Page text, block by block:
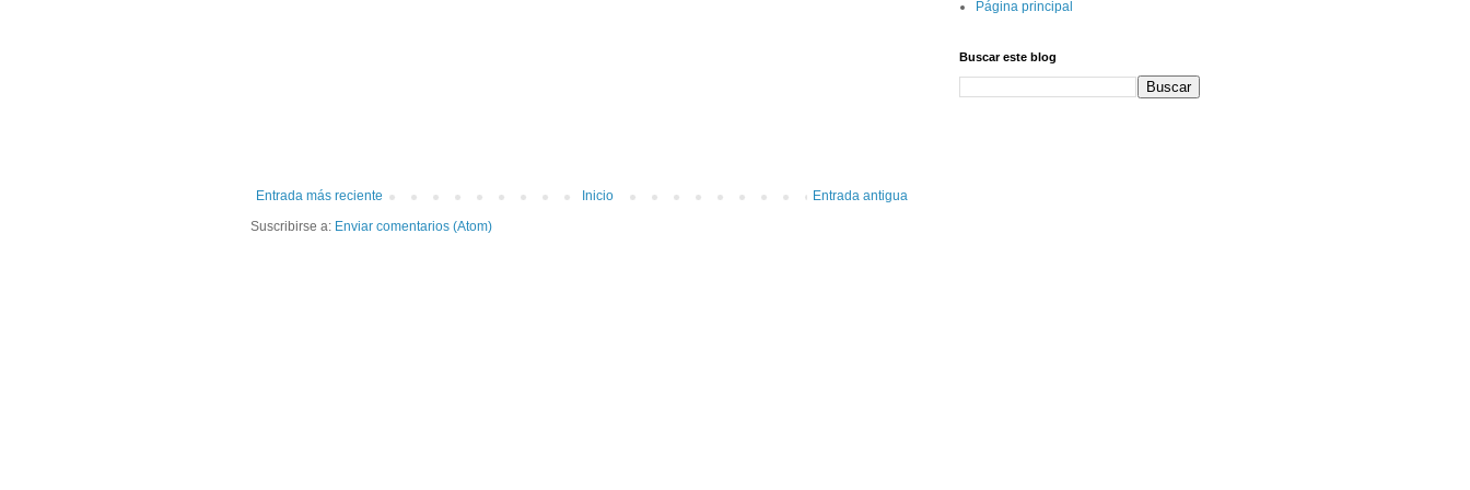
Entrada más reciente Entrada antigua
Inicio
Suscribirse a: Enviar comentarios (Atom)
Página principal
Buscar este blog